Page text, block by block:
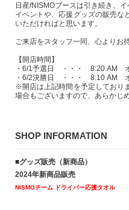
日産/NISMOブースは引き続き、イ
イベントや、応援グッズの販売な
いただければと思います。
ご来店をスタッフ一同、心よりお
【開店時間】
・6/1予選日 ・・・ 8:20 AM
・6/2決勝日 ・・・ 8:10 AM
※開店は上記時間を予定しており
場合もございますので、あらかじ
SHOP INFORMATION
■グッズ販売（新商品）
2024年新商品販売
NISMOチーム ドライバー応援タオル